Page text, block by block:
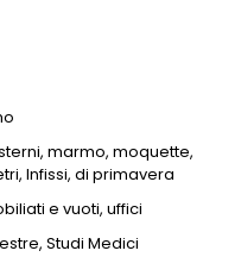
marmo, moquette,
Infissi, di primavera
e vuoti, uffici
Studi Medici